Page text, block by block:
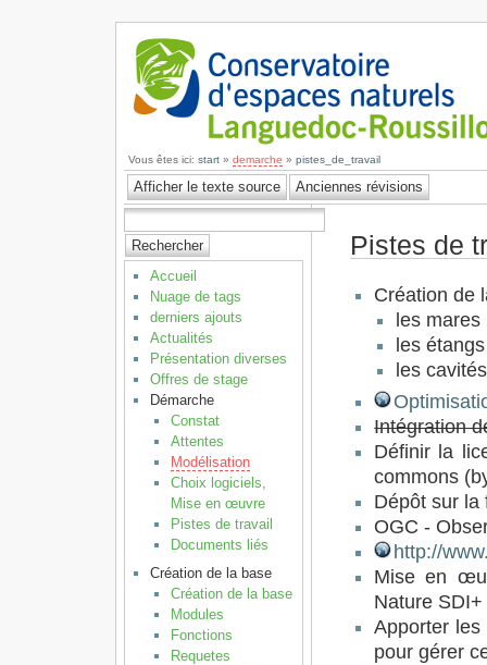
Vous êtes ici: start» demarche » pistes_de_travail
Accueil
Nuage de tags
derniers ajouts
Actualités
Présentation diverses
Offres de stage
Démarche
Constat
Attentes
Modélisation
Choix logiciels,
Mise en œuvre
Pistes de travail
Documents liés
Création de la base
Création de la base
Modules
Fonctions
Requetes
Pistes de
Création de
les mares
les
les cavités
Intégration
Définir la
commons
Dépôt sur la
OGC -
http://
Mise en
Nature SDI+
Apporter
pour gérer